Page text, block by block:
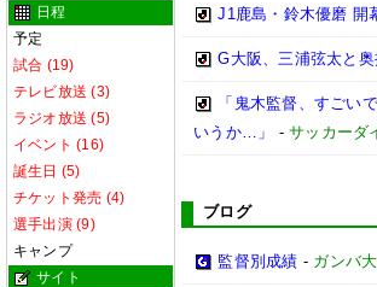
日程
予定
試合 (19)
テレビ放送 (3)
ラジオ放送 (5)
イベント (16)
誕生日 (5)
チケット発売 (4)
選手出演 (9)
キャンプ
サイト
J1鹿島・鈴木優磨 開
G大阪、三浦弦太と
「鬼木監督、すごい
いうか…」
-サッカーダ
ブログ
監督別成績 - ガンバ